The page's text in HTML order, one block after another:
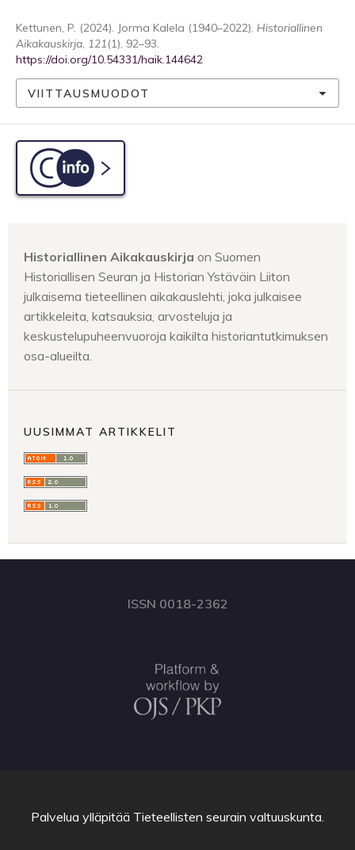
Kettunen, P. (2024). Jorma Kalela (1940–2022). Historiallinen
Aikakauskirja, 121(1), 92–93.
https://doi.org/10.54331/haik.144642
VIITTAUSMUODOT
C-info
Historiallinen Aikakauskirja on Suomen
Historiallisen Seuran ja Historian Ystäväin Liiton
julkaisema tieteellinen aikakauslehti, joka julkaisee
artikkeleita, katsauksia, arvosteluja ja
keskustelupuheenvuoroja kaikilta historiantutkimuksen
osa-alueilta.
UUSIMMAT ARTIKKELIT
ISSN 0018-2362
Palvelua ylläpitää Tieteellisten seurain valtuuskunta.